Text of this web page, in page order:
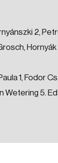
2,
Hornyák 1
1, Fodor
Wetering 5.